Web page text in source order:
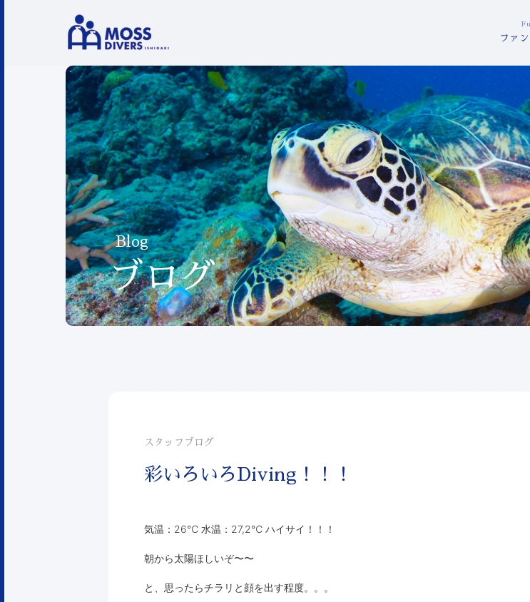
ファ
Blog
ブログ
スタッフブログ
彩いろいろDiving！！！
気温：26℃ 水温：27,2℃ ハイサイ！！！
朝から太陽ほしいぞ〜〜
と、思ったらチラリと顔を出す程度。。。